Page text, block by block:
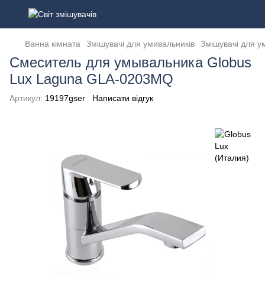
Ванна кімната Змішувачі для умивальників Змішувачі для
Смеситель для умывальника Globus
Lux Laguna GLA-0203MQ
Артикул: 19197gser Написати відгук